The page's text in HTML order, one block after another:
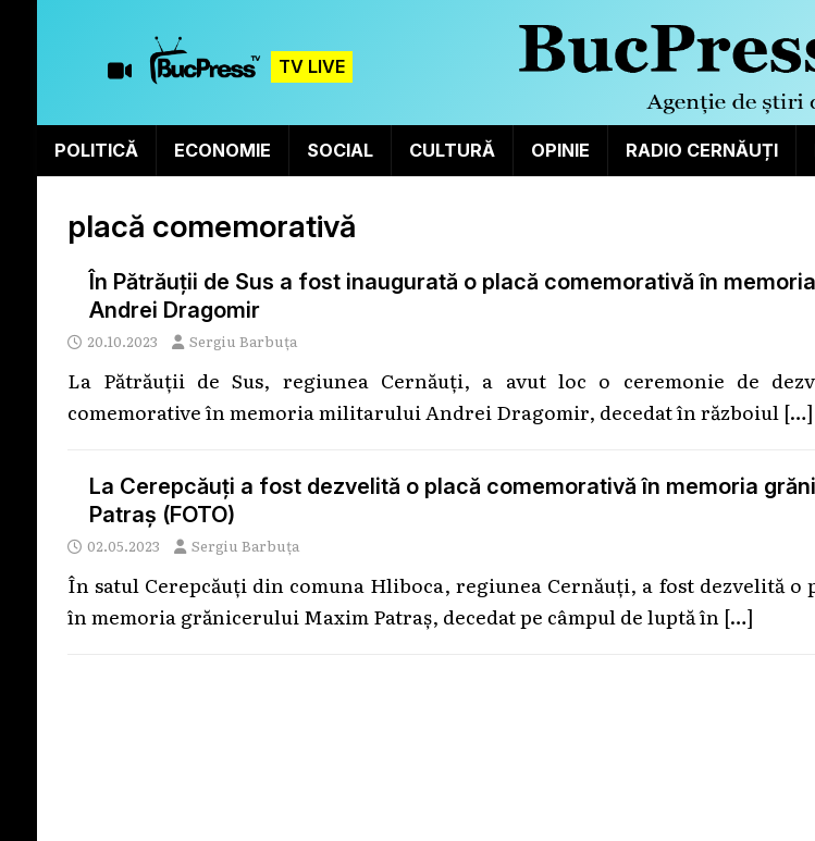
TV LIVE
POLITICĂ ECONOMIE SOCIAL CULTURĂ OPINIE RADIO CERNĂUȚI
placă comemorativă
În Pătrăuții de Sus a fost inaugurată o placă comemorativă în
Andrei Dragomir
20.10.2023 Sergiu Barbuța
La Pătrăuții de Sus, regiunea Cernăuți, a avut loc o ceremonie de
comemorative în memoria militarului Andrei Dragomir, decedat în războiul […]
La Cerepcăuți a fost dezvelită o placă comemorativă în memoria
Patraș (FOTO)
02.05.2023 Sergiu Barbuța
În satul Cerepcăuți din comuna Hliboca, regiunea Cernăuți, a fost dezvelită o
în memoria grănicerului Maxim Patraș, decedat pe câmpul de luptă în […]